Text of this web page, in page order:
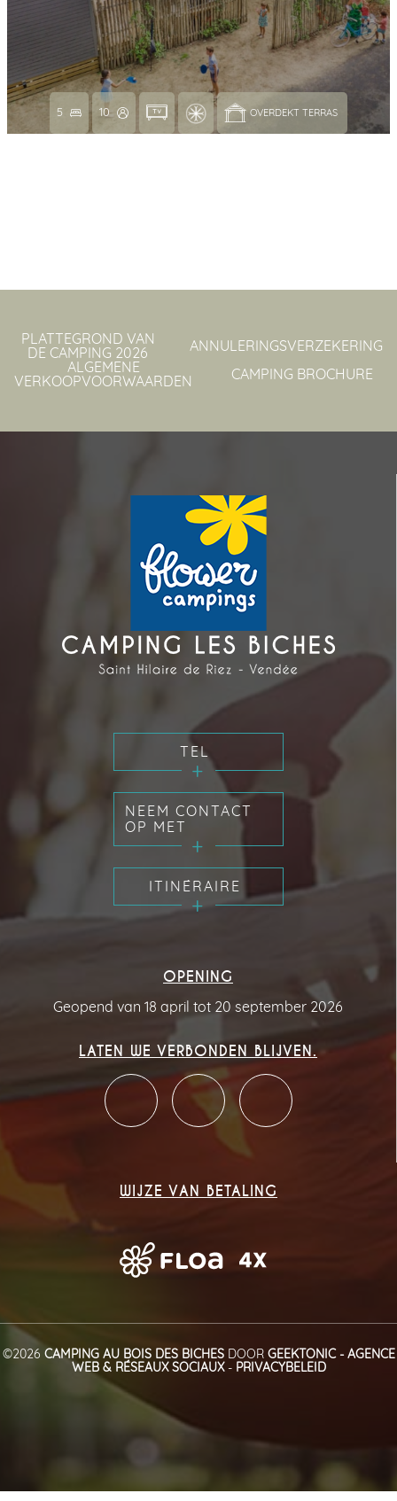
5 10 OVERDEKT TERRAS
PLATTEGROND VAN
DE CAMPING 2026
ANNULERINGSVERZEKERING
ALGEMENE
VERKOOPVOORWAARDEN
CAMPING BROCHURE
TEL
NEEM CONTACT
OP MET
ITINÉRAIRE
OPENING
Geopend van 18 april tot 20 september 2026
LATEN WE VERBONDEN BLIJVEN.
WIJZE VAN BETALING
©2026 CAMPING AU BOIS DES BICHESDOOR GEEKTONIC - AGENCE
WEB & RÉSEAUX SOCIAUX- PRIVACYBELEID